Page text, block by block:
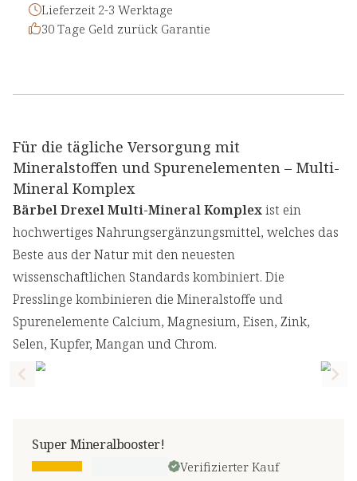
Lieferzeit 2-3 Werktage
30 Tage Geld zurück Garantie
Für die tägliche Versorgung mit
Mineralstoffen und Spurenelementen – Multi-
Mineral Komplex
Bärbel Drexel Multi-Mineral Komplexist ein
hochwertiges Nahrungsergänzungsmittel, welches das
Beste aus der Natur mit den neuesten
wissenschaftlichen Standards kombiniert. Die
Presslinge kombinieren die Mineralstoffe und
Spurenelemente Calcium, Magnesium, Eisen, Zink,
Selen, Kupfer, Mangan und Chrom.
Previous slide
Super Mineralbooster!
Verifizierter Kauf